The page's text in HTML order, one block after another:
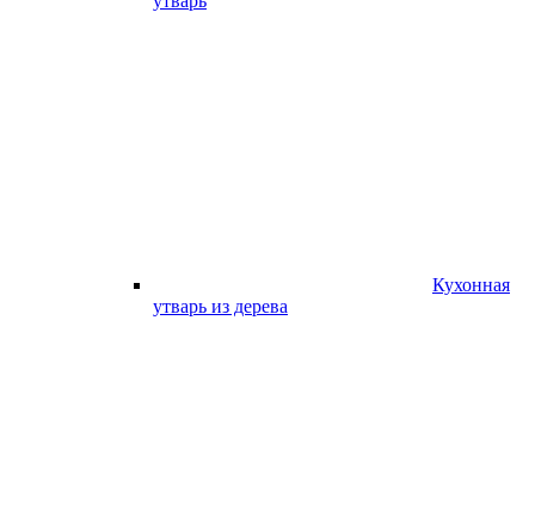
Кухонная
утварь из дерева